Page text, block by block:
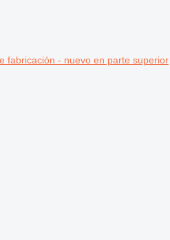
fabricación - nuevo en parte superior